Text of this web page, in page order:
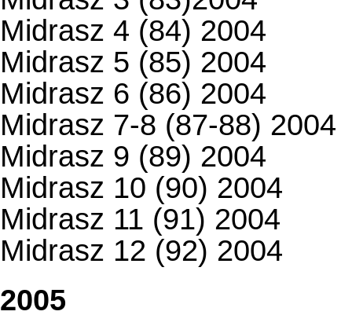
Midrasz 4 (84) 2004
Midrasz 5 (85) 2004
Midrasz 6 (86) 2004
Midrasz 7-8 (87-88) 2004
Midrasz 9 (89) 2004
Midrasz 10 (90) 2004
Midrasz 11 (91) 2004
Midrasz 12 (92) 2004
2005